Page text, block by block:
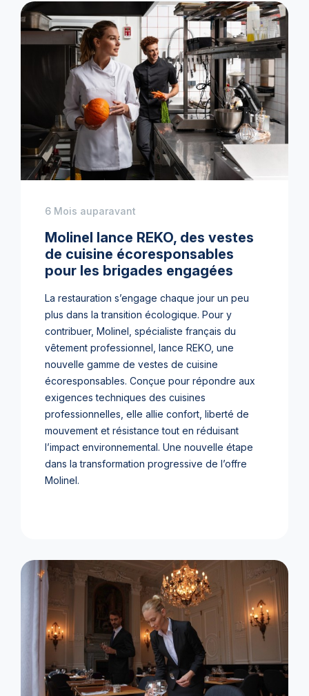
Molinel lance REKO, des vestes
de cuisine écoresponsables
pour les brigades engagées
6 Mois auparavant
La restauration s’engage chaque jour un peu
plus dans la transition écologique. Pour y
contribuer, Molinel, spécialiste français du
vêtement professionnel, lance REKO, une
nouvelle gamme de vestes de cuisine
écoresponsables. Conçue pour répondre aux
exigences techniques des cuisines
professionnelles, elle allie confort, liberté de
mouvement et résistance tout en réduisant
l’impact environnemental. Une nouvelle étape
dans la transformation progressive de l’offre
Molinel.